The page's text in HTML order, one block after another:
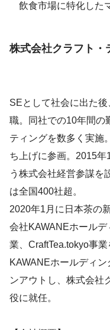
飲食市場に特化した
株式会社クラフト・
SEとして社会に出た
職。同社での10年間の
ティングを数多く実施
ち上げに参画。2015
う株式会社経営参謀を
は全国400社超。
2020年1月に日本茶の
会社KAWANEホール
業、CraftTea.tokyo事
KAWANEホールディ
ンアウトし、株式会社
役に就任。